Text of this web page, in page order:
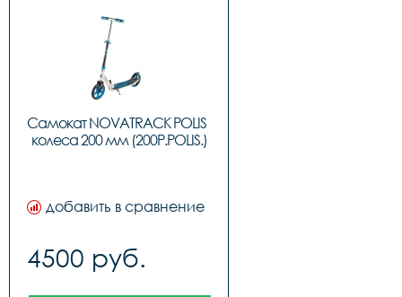
Самокат NOVATRACK POLIS
колеса 200 мм (200P.POLIS.)
добавить в сравнение
4500 руб.